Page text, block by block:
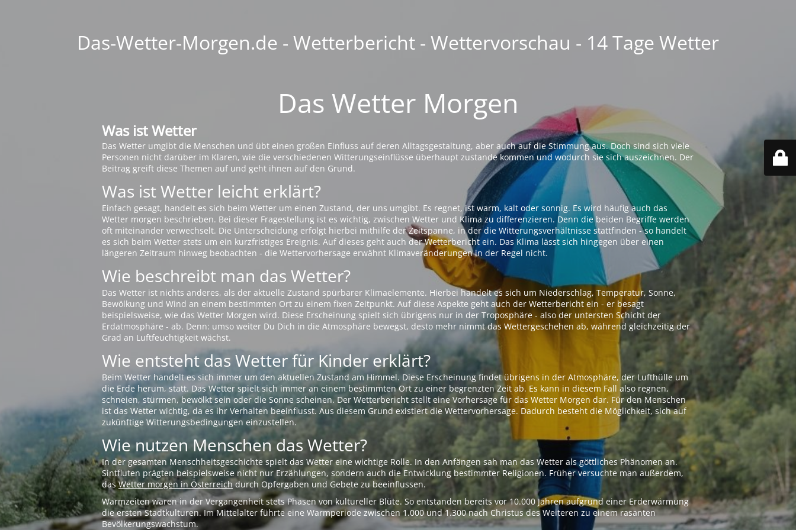
Das-Wetter-Morgen.de - Wetterbericht - Wettervorschau - 14 Tage Wetter
Das Wetter Morgen
Was ist Wetter
Das Wetter umgibt die Menschen und übt einen großen Einfluss auf deren Alltagsgestaltung, aber auch auf die Stimmung aus. Doch sind sich viele
Personen nicht darüber im Klaren, wie die verschiedenen Witterungseinflüsse überhaupt zustande kommen und wodurch sie sich auszeichnen. Der
Beitrag greift diese Themen auf und geht ihnen auf den Grund.
Was ist Wetter leicht erklärt?
Einfach gesagt, handelt es sich beim Wetter um einen Zustand, der uns umgibt. Es regnet, ist warm, kalt oder sonnig. Es wird häufig auch das
Wetter morgen beschrieben. Bei dieser Fragestellung ist es wichtig, zwischen Wetter und Klima zu differenzieren. Denn die beiden Begriffe werden
oft miteinander verwechselt. Die Unterscheidung erfolgt hierbei mithilfe der Zeitspanne, in der die Witterungsverhältnisse stattfinden - so handelt
es sich beim Wetter stets um ein kurzfristiges Ereignis. Auf dieses geht auch der Wetterbericht ein. Das Klima lässt sich hingegen über einen
längeren Zeitraum hinweg beobachten - die Wettervorhersage erwähnt Klimaveränderungen in der Regel nicht.
Wie beschreibt man das Wetter?
Das Wetter ist nichts anderes, als der aktuelle Zustand spürbarer Klimaelemente. Hierbei handelt es sich um Niederschlag, Temperatur, Sonne,
Bewölkung und Wind an einem bestimmten Ort zu einem fixen Zeitpunkt. Auf diese Aspekte geht auch der Wetterbericht ein - er besagt
beispielsweise, wie das Wetter Morgen wird. Diese Erscheinung spielt sich übrigens nur in der Troposphäre - also der untersten Schicht der
Erdatmosphäre - ab. Denn: umso weiter Du Dich in die Atmosphäre bewegst, desto mehr nimmt das Wettergeschehen ab, während gleichzeitig der
Grad an Luftfeuchtigkeit wächst.
Wie entsteht das Wetter für Kinder erklärt?
Beim Wetter handelt es sich immer um den aktuellen Zustand am Himmel. Diese Erscheinung findet übrigens in der Atmosphäre, der Lufthülle um
die Erde herum, statt. Das Wetter spielt sich immer an einem bestimmten Ort zu einer begrenzten Zeit ab. Es kann in diesem Fall also regnen,
schneien, stürmen, bewölkt sein oder die Sonne scheinen. Der Wetterbericht stellt eine Vorhersage für das Wetter Morgen dar. Für den Menschen
ist das Wetter wichtig, da es ihr Verhalten beeinflusst. Aus diesem Grund existiert die Wettervorhersage. Dadurch besteht die Möglichkeit, sich auf
zukünftige Witterungsbedingungen einzustellen.
Wie nutzen Menschen das Wetter?
In der gesamten Menschheitsgeschichte spielt das Wetter eine wichtige Rolle. In den Anfängen sah man das Wetter als göttliches Phänomen an.
Sintfluten prägten beispielsweise nicht nur Erzählungen, sondern auch die Entwicklung bestimmter Religionen. Früher versuchte man außerdem,
dasWetter morgen in Österreichdurch Opfergaben und Gebete zu beeinflussen.
Warmzeiten waren in der Vergangenheit stets Phasen von kultureller Blüte. So entstanden bereits vor 10.000 Jahren aufgrund einer Erderwärmung
die ersten Stadtkulturen. Im Mittelalter führte eine Warmperiode zwischen 1.000 und 1.300 nach Christus des Weiteren zu einem rasanten
Bevölkerungswachstum.